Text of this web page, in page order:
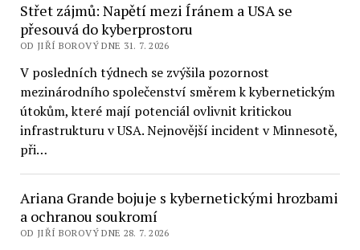
Střet zájmů: Napětí mezi Íránem a USA se
přesouvá do kyberprostoru
OD JIŘÍ BOROVÝ DNE 31. 7. 2026
V posledních týdnech se zvýšila pozornost
mezinárodního společenství směrem k kybernetickým
útokům, které mají potenciál ovlivnit kritickou
infrastrukturu v USA. Nejnovější incident v Minnesotě,
při…
Ariana Grande bojuje s kybernetickými hrozbami
a ochranou soukromí
OD JIŘÍ BOROVÝ DNE 28. 7. 2026